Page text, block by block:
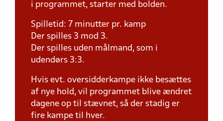
i programmet, starter med bolden.
Spilletid: 7 minutter pr. kamp
Der spilles 3 mod 3.
Der spilles uden målmand, som i
udendørs 3:3.
Hvis evt. oversidderkampe ikke besættes
af nye hold, vil programmet blive ændret
dagene op til stævnet, så der stadig er
fire kampe til hver.